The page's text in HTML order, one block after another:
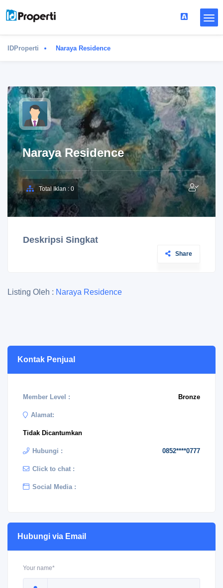
IDProperti Naraya Residence
Naraya Residence
Total Iklan : 0
Deskripsi Singkat
Share
Listing Oleh : Naraya Residence
Kontak Penjual
Member Level : Bronze
Alamat:
Tidak Dicantumkan
Hubungi : 0852****0777
Click to chat :
Social Media :
Hubungi via Email
Your name*